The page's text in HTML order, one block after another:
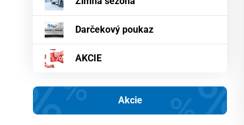
Darčekový poukaz
AKCIE
Akcie